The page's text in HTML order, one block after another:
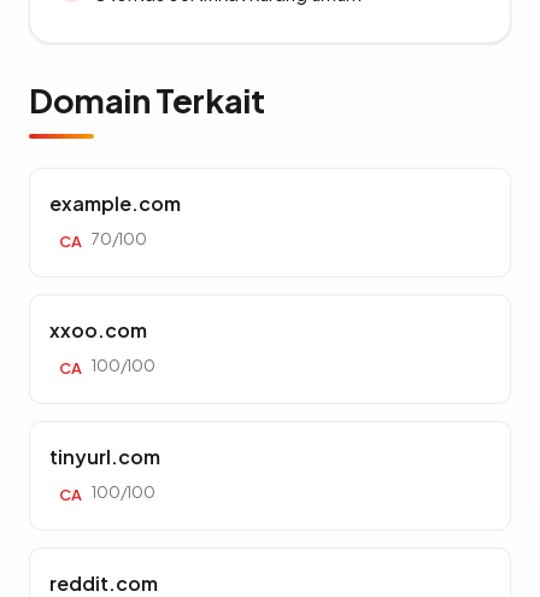
Domain Terkait
example.com
CA 70/100
xxoo.com
CA 100/100
tinyurl.com
CA 100/100
reddit.com